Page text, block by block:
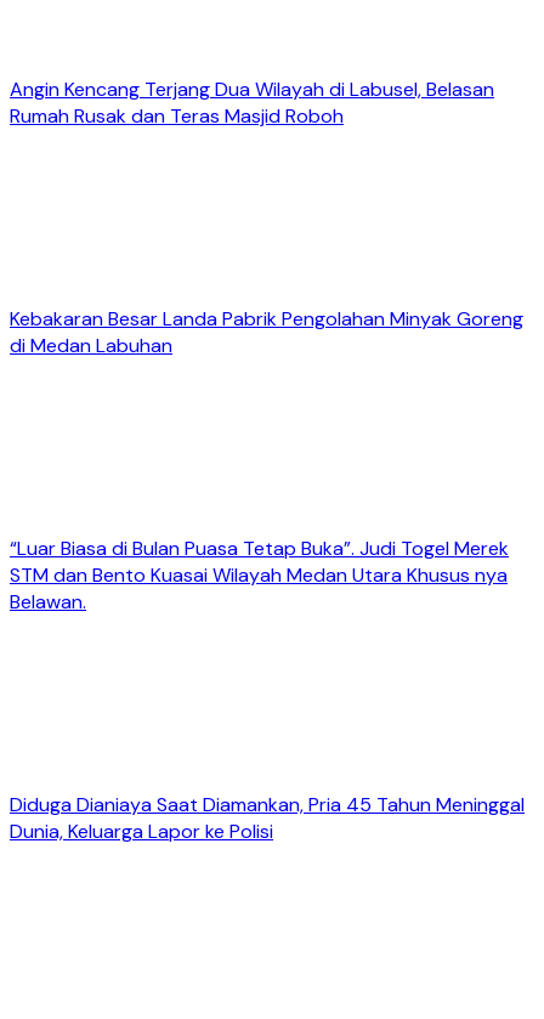
Angin Kencang Terjang Dua Wilayah di Labusel, Belasan
Rumah Rusak dan Teras Masjid Roboh
Kebakaran Besar Landa Pabrik Pengolahan Minyak Goreng
di Medan Labuhan
“Luar Biasa di Bulan Puasa Tetap Buka”. Judi Togel Merek
STM dan Bento Kuasai Wilayah Medan Utara Khusus nya
Belawan.
Diduga Dianiaya Saat Diamankan, Pria 45 Tahun Meninggal
Dunia, Keluarga Lapor ke Polisi